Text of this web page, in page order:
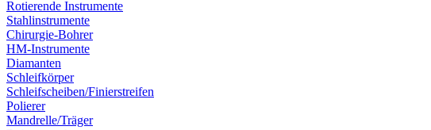
Rotierende Instrumente
Stahlinstrumente
Chirurgie-Bohrer
HM-Instrumente
Diamanten
Schleifkörper
Schleifscheiben/Finierstreifen
Polierer
Mandrelle/Träger